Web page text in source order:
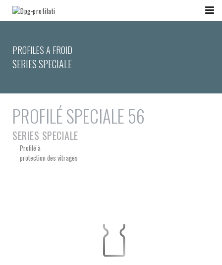
PROFILES A FROID
SERIES SPECIALE
PROFILÉ SPECIALE 56
SERIES SPECIALE
Profilé à
protection des vitrages